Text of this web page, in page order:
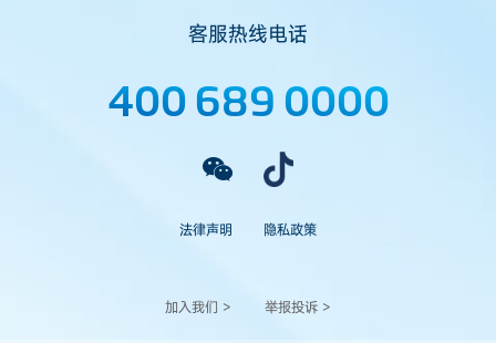
客服热线电话
400 689 0000
法律声明 隐私政策
加入我们 > 举报投诉 >